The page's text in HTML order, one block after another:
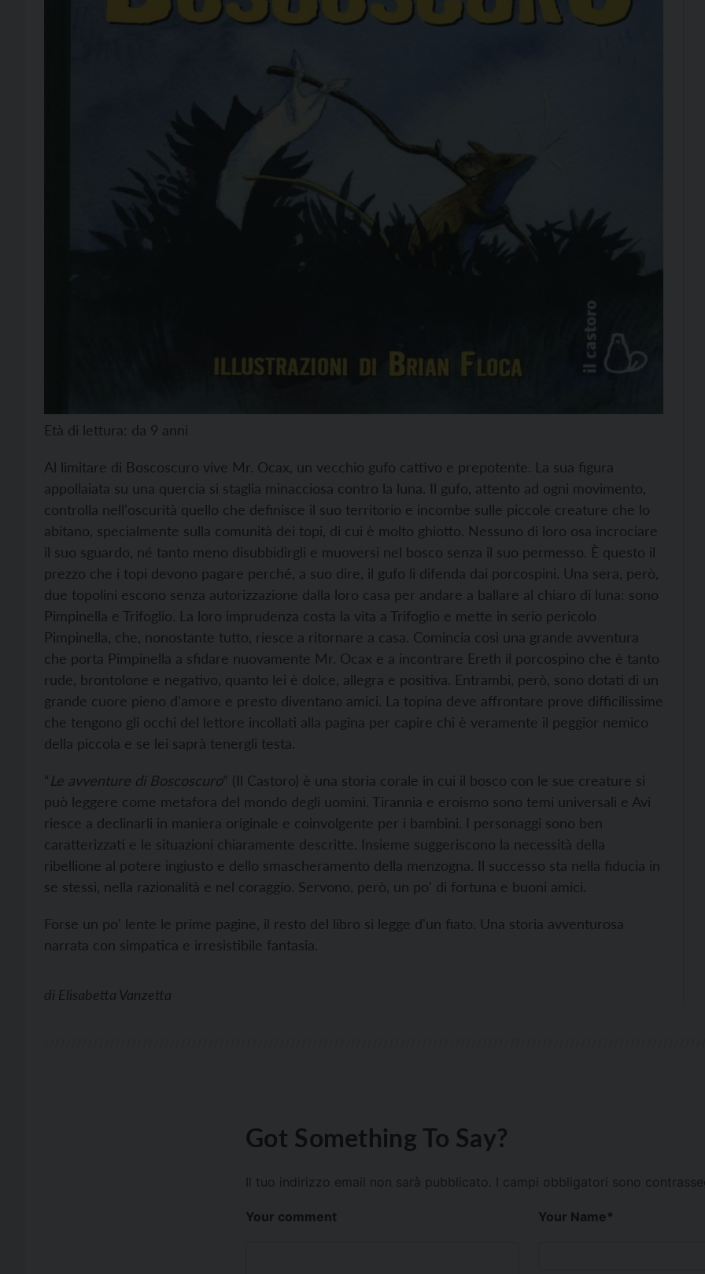
Età di lettura: da 9 anni
Al limitare di Boscoscuro vive Mr. Ocax, un vecchio gufo cattivo e prepotente. La sua figura
appollaiata su una quercia si staglia minacciosa contro la luna. Il gufo, attento ad ogni movimento,
controlla nell'oscurità quello che definisce il suo territorio e incombe sulle piccole creature che lo
abitano, specialmente sulla comunità dei topi, di cui è molto ghiotto. Nessuno di loro osa incrociare
il suo sguardo, né tanto meno disubbidirgli e muoversi nel bosco senza il suo permesso. È questo il
prezzo che i topi devono pagare perché, a suo dire, il gufo li difenda dai porcospini. Una sera, però,
due topolini escono senza autorizzazione dalla loro casa per andare a ballare al chiaro di luna: sono
Pimpinella e Trifoglio. La loro imprudenza costa la vita a Trifoglio e mette in serio pericolo
Pimpinella, che, nonostante tutto, riesce a ritornare a casa. Comincia così una grande avventura
che porta Pimpinella a sfidare nuovamente Mr. Ocax e a incontrare Ereth il porcospino che è tanto
rude, brontolone e negativo, quanto lei è dolce, allegra e positiva. Entrambi, però, sono dotati di un
grande cuore pieno d'amore e presto diventano amici. La topina deve affrontare prove difficilissime
che tengono gli occhi del lettore incollati alla pagina per capire chi è veramente il peggior nemico
della piccola e se lei saprà tenergli testa.
“Le avventure di Boscoscuro” (Il Castoro) è una storia corale in cui il bosco con le sue creature si
può leggere come metafora del mondo degli uomini. Tirannia e eroismo sono temi universali e Avi
riesce a declinarli in maniera originale e coinvolgente per i bambini. I personaggi sono ben
caratterizzati e le situazioni chiaramente descritte. Insieme suggeriscono la necessità della
ribellione al potere ingiusto e dello smascheramento della menzogna. Il successo sta nella fiducia in
se stessi, nella razionalità e nel coraggio. Servono, però, un po' di fortuna e buoni amici.
Forse un po' lente le prime pagine, il resto del libro si legge d'un fiato. Una storia avventurosa
narrata con simpatica e irresistibile fantasia.
di Elisabetta Vanzetta
Got Something To Say?
Il tuo indirizzo email non sarà pubblicato. I campi obbligatori sono
Your comment Your Name*